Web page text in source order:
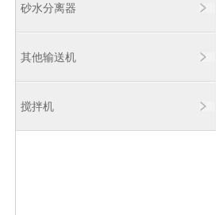
砂水分离器
其他输送机
搅拌机